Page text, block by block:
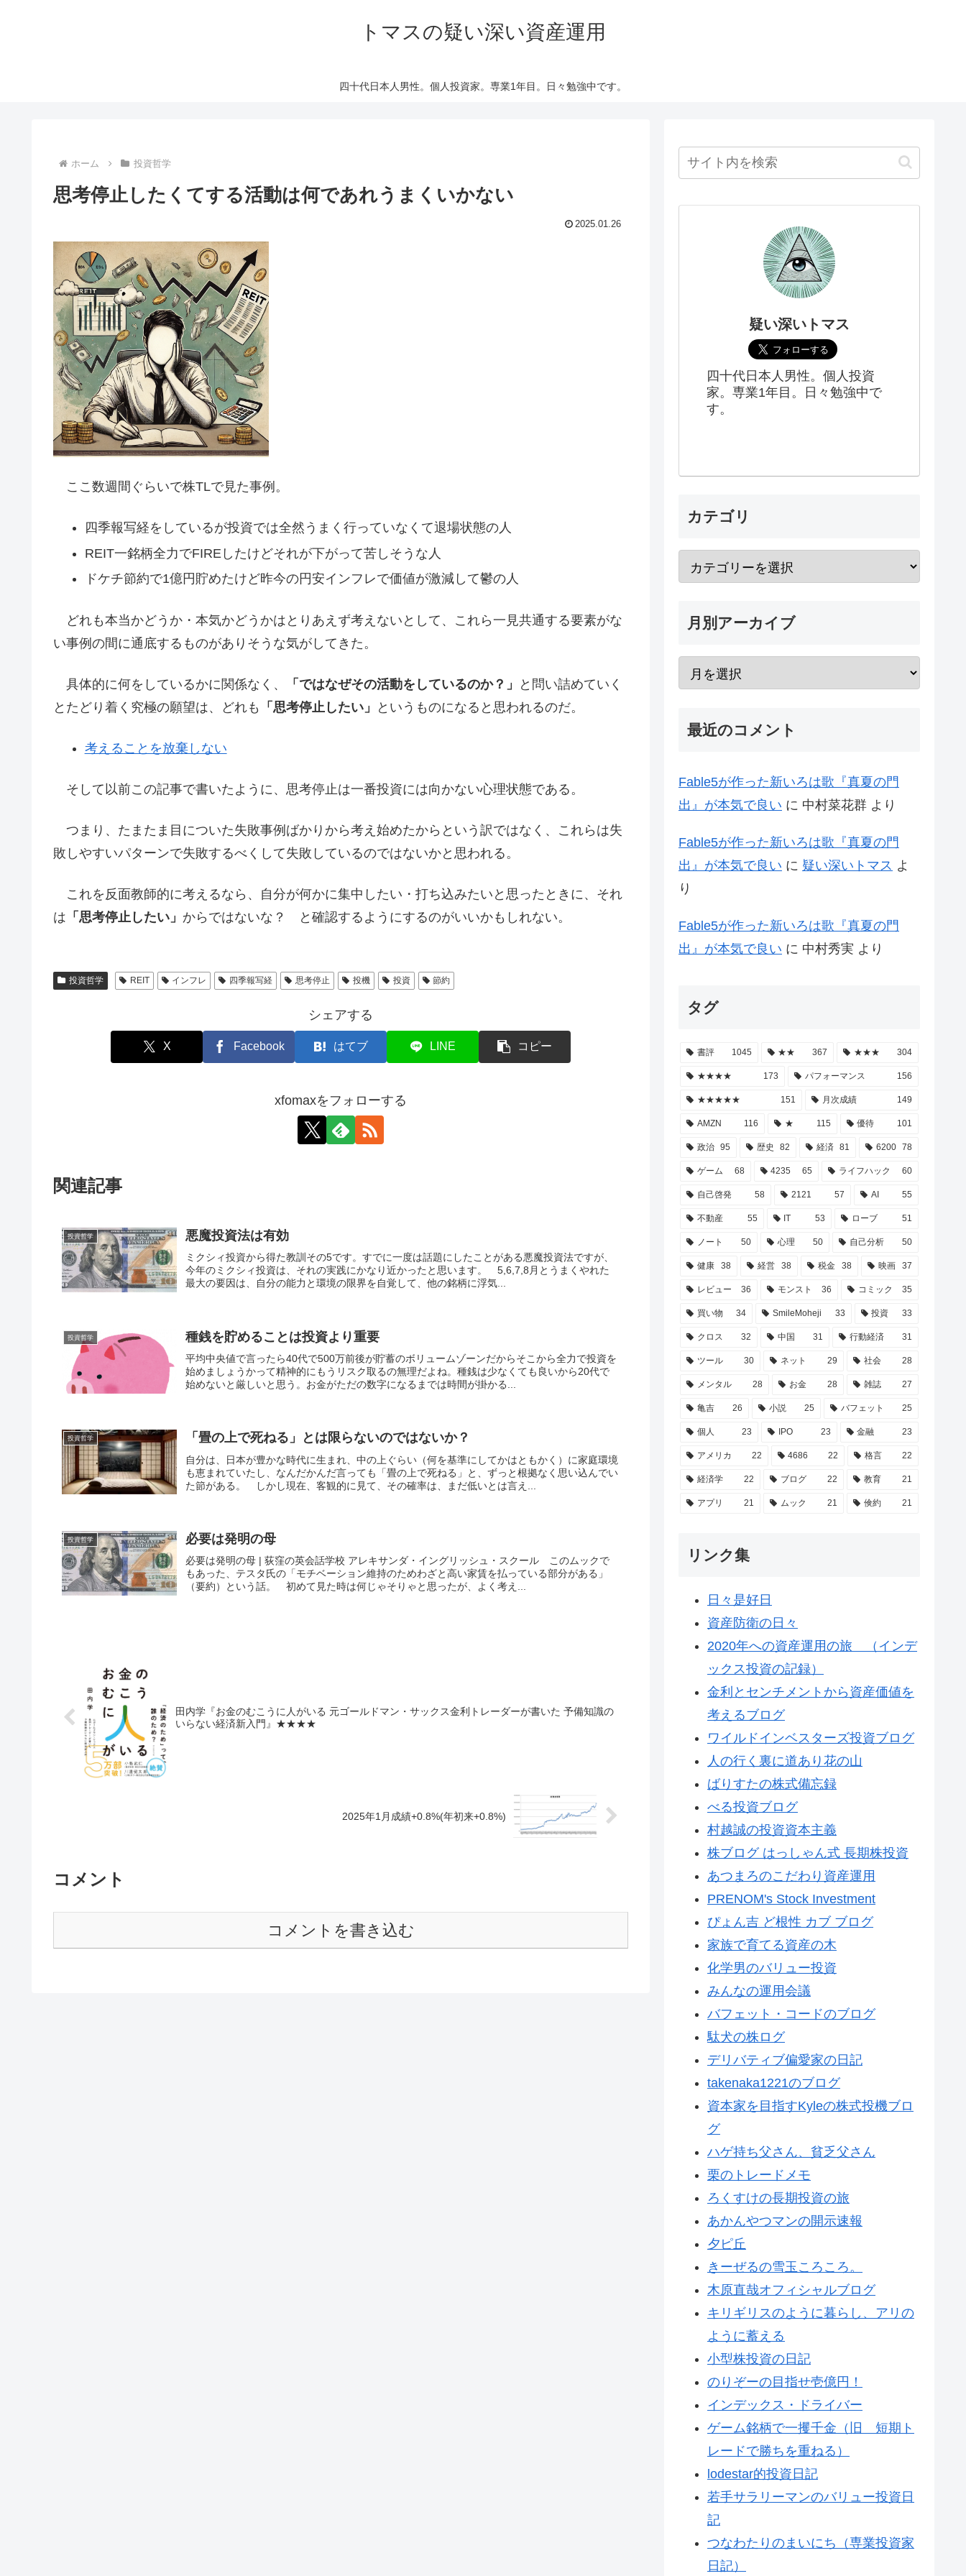
トマスの疑い深い資産運用
四十代日本人男性。個人投資家。専業1年目。日々勉強中です。
ホーム 投資哲学
思考停止したくてする活動は何であれうまくいかない
2025.01.26
ここ数週間ぐらいで株TLで見た事例。
四季報写経をしているが投資では全然うまく行っていなくて退場状態の人
REIT一銘柄全力でFIREしたけどそれが下がって苦しそうな人
ドケチ節約で1億円貯めたけど昨今の円安インフレで価値が激減して鬱の人
どれも本当かどうか・本気かどうかはとりあえず考えないとして、これら一見共通する要素がな
い事例の間に通底するものがありそうな気がしてきた。
具体的に何をしているかに関係なく、 「ではなぜその活動をしているのか？」
と問い詰めていく
とたどり着く究極の願望は、どれも
「思考停止したい」 というものになると思われるのだ。
考えることを放棄しない
そして以前この記事で書いたように、思考停止は一番投資には向かない心理状態である。
つまり、たまたま目についた失敗事例ばかりから考え始めたからという訳ではなく、これらは失
敗しやすいパターンで失敗するべくして失敗しているのではないかと思われる。
これを反面教師的に考えるなら、自分が何かに集中したい・打ち込みたいと思ったときに、それ
は 「思考停止したい」 からではないな？ と確認するようにするのがいいかもしれない。
投資哲学 REIT インフレ 四季報写経 思考停止 投機 投資 節約
シェアする
X Facebook はてブ LINE コピー
xfomaxをフォローする
関連記事
投資哲学 悪魔投資法は有効
ミクシィ投資から得た教訓その5です。すでに一度は話題にしたことがある悪魔投資法ですが、
今年のミクシィ投資は、それの実践にかなり近かったと思います。 5,6,7,8月とうまくやれた
最大の要因は、自分の能力と環境の限界を自覚して、他の銘柄に浮気...
投資哲学 種銭を貯めることは投資より重要
平均中央値で言ったら40代で500万前後が貯蓄のボリュームゾーンだからそこから全力で投資を
始めましょうかって精神的にもうリスク取るの無理だよね。種銭は少なくても良いから20代で
始めないと厳しいと思う。お金がただの数字になるまでは時間が掛かる...
投資哲学 「畳の上で死ねる」とは限らないのではないか？
自分は、日本が豊かな時代に生まれ、中の上ぐらい（何を基準にしてかはともかく）に家庭環境
も恵まれていたし、なんだかんだ言っても「畳の上で死ねる」と、ずっと根拠なく思い込んでい
た節がある。 しかし現在、客観的に見て、その確率は、まだ低いとは言え...
投資哲学 必要は発明の母
必要は発明の母 | 荻窪の英会話学校 アレキサンダ・イングリッシュ・スクール このムックで
もあった、テスタ氏の「モチベーション維持のためわざと高い家賃を払っている部分がある」
（要約）という話。 初めて見た時は何じゃそりゃと思ったが、よく考え...
田内学『お金のむこうに人がいる 元ゴールドマン・サックス金利トレーダーが書いた 予備知識の
いらない経済新入門』★★★★
2025年1月成績+0.8%(年初来+0.8%)
コメント
コメントを書き込む
疑い深いトマス
四十代日本人男性。個人投資
家。専業1年目。日々勉強中で
す。
カテゴリ
月別アーカイブ
最近のコメント
Fable5が作った新いろは歌『真夏の門
出』が本気で良い に 中村菜花群 より
Fable5が作った新いろは歌『真夏の門
出』が本気で良い に 疑い深いトマス よ
り
Fable5が作った新いろは歌『真夏の門
出』が本気で良い に 中村秀実 より
タグ
書評 1045 ★★ 367 ★★★ 304
★★★★ 173 パフォーマンス 156
★★★★★ 151 月次成績 149
AMZN 116 ★ 115 優待 101
政治 95 歴史 82 経済 81 6200 78
ゲーム 68 4235 65 ライフハック 60
自己啓発 58 2121 57 AI 55
不動産 55 IT 53 ローブ 51
ノート 50 心理 50 自己分析 50
健康 38 経営 38 税金 38 映画 37
レビュー 36 モンスト 36 コミック 35
買い物 34 SmileMoheji 33 投資 33
クロス 32 中国 31 行動経済 31
ツール 30 ネット 29 社会 28
メンタル 28 お金 28 雑誌 27
亀吉 26 小説 25 バフェット 25
個人 23 IPO 23 金融 23
アメリカ 22 4686 22 格言 22
経済学 22 ブログ 22 教育 21
アプリ 21 ムック 21 倹約 21
リンク集
日々是好日
資産防衛の日々
2020年への資産運用の旅 （インデ
ックス投資の記録）
金利とセンチメントから資産価値を
考えるブログ
ワイルドインベスターズ投資ブログ
人の行く裏に道あり花の山
ばりすたの株式備忘録
べる投資ブログ
村越誠の投資資本主義
株ブログ はっしゃん式 長期株投資
あつまろのこだわり資産運用
PRENOM's Stock Investment
ぴょん吉 ど根性 カブ ブログ
家族で育てる資産の木
化学男のバリュー投資
みんなの運用会議
バフェット・コードのブログ
駄犬の株ログ
デリバティブ偏愛家の日記
takenaka1221のブログ
資本家を目指すKyleの株式投機ブロ
グ
ハゲ持ち父さん、貧乏父さん
栗のトレードメモ
ろくすけの長期投資の旅
あかんやつマンの開示速報
夕ピ丘
きーぜるの雪玉ころころ。
木原直哉オフィシャルブログ
キリギリスのように暮らし、アリの
ように蓄える
小型株投資の日記
のりぞーの目指せ壱億円！
インデックス・ドライバー
ゲーム銘柄で一攫千金（旧 短期ト
レードで勝ちを重ねる）
lodestar的投資日記
若手サラリーマンのバリュー投資日
記
つなわたりのまいにち（専業投資家
日記）